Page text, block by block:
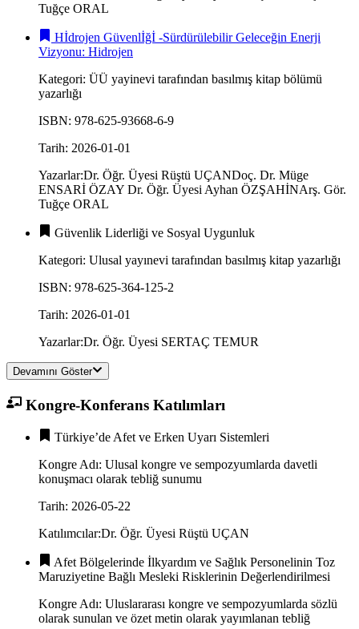
Tuğçe ORAL
Hİdrojen Güvenlİğİ -Sürdürülebilir Geleceğin Enerji
Vizyonu: Hidrojen
Kategori: ÜÜ yayinevi tarafından basılmış kitap bölümü
yazarlığı
ISBN: 978-625-93668-6-9
Tarih: 2026-01-01
Yazarlar:Dr. Öğr. Üyesi Rüştü UÇANDoç. Dr. Müge
ENSARİ ÖZAY Dr. Öğr. Üyesi Ayhan ÖZŞAHİNArş. Gör.
Tuğçe ORAL
Güvenlik Liderliği ve Sosyal Uygunluk
Kategori: Ulusal yayınevi tarafından basılmış kitap yazarlığı
ISBN: 978-625-364-125-2
Tarih: 2026-01-01
Yazarlar:Dr. Öğr. Üyesi SERTAÇ TEMUR
Devamını Göster
Kongre-Konferans Katılımları
Türkiye’de Afet ve Erken Uyarı Sistemleri
Kongre Adı: Ulusal kongre ve sempozyumlarda davetli
konuşmacı olarak tebliğ sunumu
Tarih: 2026-05-22
Katılımcılar:Dr. Öğr. Üyesi Rüştü UÇAN
Afet Bölgelerinde İlkyardım ve Sağlık Personelinin Toz
Maruziyetine Bağlı Mesleki Risklerinin Değerlendirilmesi
Kongre Adı: Uluslararası kongre ve sempozyumlarda sözlü
olarak sunulan ve özet metin olarak yayımlanan tebliğ